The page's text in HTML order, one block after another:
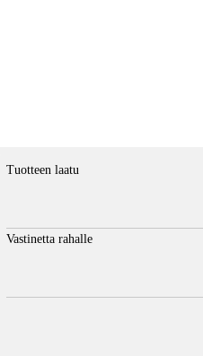
Tuotteen laatu
Vastinetta rahalle